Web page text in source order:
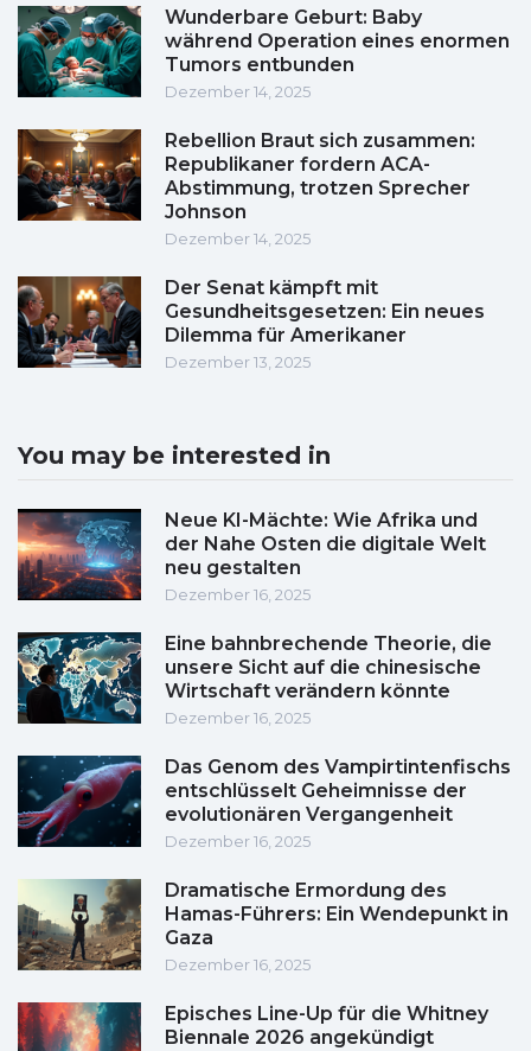
Wunderbare Geburt: Baby
während Operation eines enormen
Tumors entbunden
Dezember 14, 2025
Rebellion Braut sich zusammen:
Republikaner fordern ACA-
Abstimmung, trotzen Sprecher
Johnson
Dezember 14, 2025
Der Senat kämpft mit
Gesundheitsgesetzen: Ein neues
Dilemma für Amerikaner
Dezember 13, 2025
You may be interested in
Neue KI-Mächte: Wie Afrika und
der Nahe Osten die digitale Welt
neu gestalten
Dezember 16, 2025
Eine bahnbrechende Theorie, die
unsere Sicht auf die chinesische
Wirtschaft verändern könnte
Dezember 16, 2025
Das Genom des Vampirtintenfischs
entschlüsselt Geheimnisse der
evolutionären Vergangenheit
Dezember 16, 2025
Dramatische Ermordung des
Hamas-Führers: Ein Wendepunkt in
Gaza
Dezember 16, 2025
Episches Line-Up für die Whitney
Biennale 2026 angekündigt